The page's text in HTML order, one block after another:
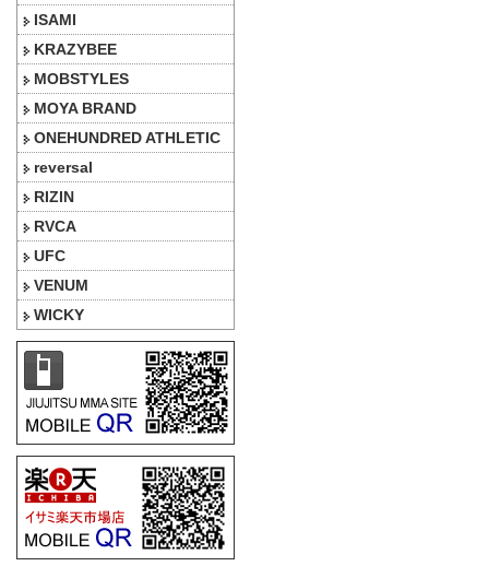
ISAMI
KRAZYBEE
MOBSTYLES
MOYA BRAND
ONEHUNDRED ATHLETIC
reversal
RIZIN
RVCA
UFC
VENUM
WICKY